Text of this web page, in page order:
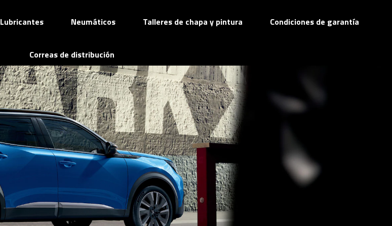
Lubricantes Neumáticos Talleres de chapa y pintura Condiciones de garantía
Correas de distribución